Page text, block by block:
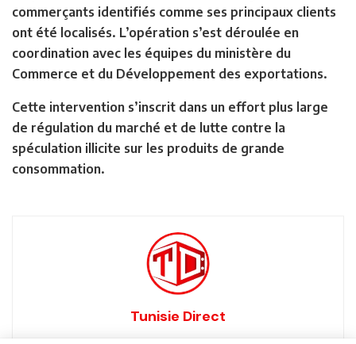
commerçants identifiés comme ses principaux clients
ont été localisés. L’opération s’est déroulée en
coordination avec les équipes du ministère du
Commerce et du Développement des exportations.
Cette intervention s’inscrit dans un effort plus large
de régulation du marché et de lutte contre la
spéculation illicite sur les produits de grande
consommation.
Tunisie Direct